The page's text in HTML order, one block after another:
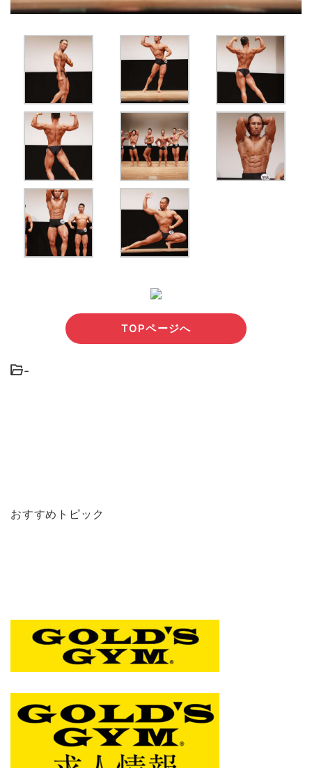
TOPページへ
-
おすすめトピック